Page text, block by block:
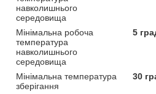
навколишнього
середовища
Мінімальна робоча
температура
навколишнього
середовища
5
Мінімальна температура
зберігання
30